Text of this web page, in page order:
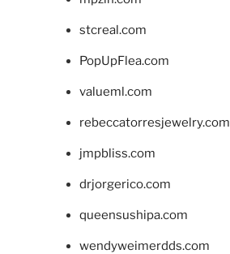
stcreal.com
PopUpFlea.com
valueml.com
rebeccatorresjewelry.com
jmpbliss.com
drjorgerico.com
queensushipa.com
wendyweimerdds.com